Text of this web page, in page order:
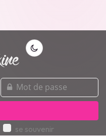
mot
de
passe
se souvenir